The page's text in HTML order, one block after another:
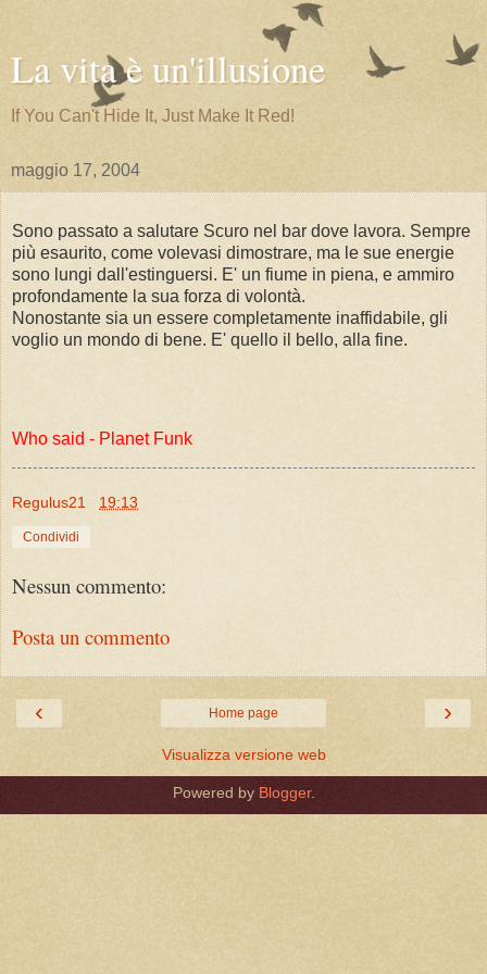
La vita è un'illusione
If You Can't Hide It, Just Make It Red!
maggio 17, 2004
Sono passato a salutare Scuro nel bar dove lavora. Sempre
più esaurito, come volevasi dimostrare, ma le sue energie
sono lungi dall'estinguersi. E' un fiume in piena, e ammiro
profondamente la sua forza di volontà.
Nonostante sia un essere completamente inaffidabile, gli
voglio un mondo di bene. E' quello il bello, alla fine.
Who said - Planet Funk
Regulus21 19:13
Condividi
Nessun commento:
Posta un commento
‹ ›
Home page
Visualizza versione web
Powered by Blogger.